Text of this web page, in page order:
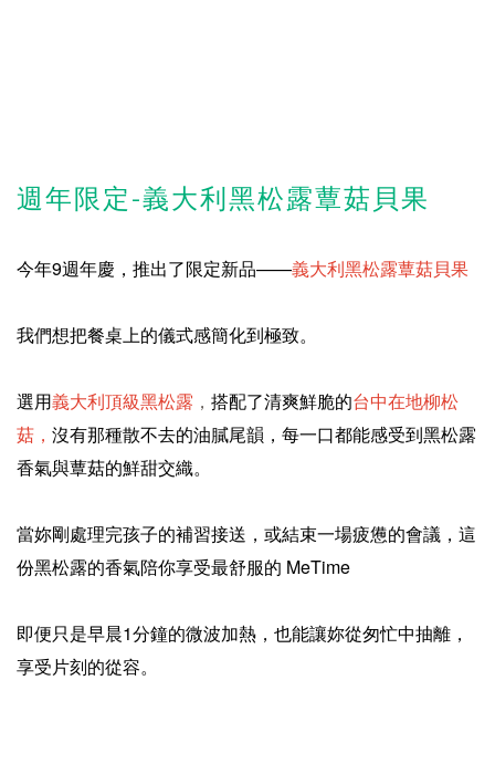
週年限定-義大利黑松露蕈菇貝果
今年9週年慶，推出了限定新品——義大利黑松露蕈菇貝果
我們想把餐桌上的儀式感簡化到極致。
選用義大利頂級黑松露 ， 搭配了清爽鮮脆的台中在地柳松
菇， 沒有那種散不去的油膩尾韻，每一口都能感受到黑松露
香氣與蕈菇的鮮甜交織。
當妳剛處理完孩子的補習接送，或結束一場疲憊的會議，這
份黑松露的香氣陪你享受最舒服的 MeTime
即便只是早晨1分鐘的微波加熱，也能讓妳從匆忙中抽離，
享受片刻的從容。